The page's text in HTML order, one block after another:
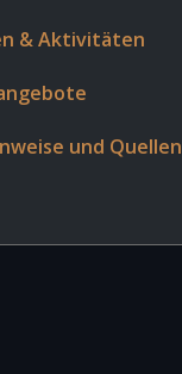
& Aktivitäten
und Quellen